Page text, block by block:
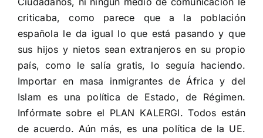
criticaba, como parece que a la población
española le da igual lo que está pasando y que
sus hijos y nietos sean extranjeros en su propio
país, como le salía gratis, lo seguía haciendo.
Importar en masa inmigrantes de África y del
Islam es una política de Estado, de Régimen.
Infórmate sobre el PLAN KALERGI. Todos están
de acuerdo. Aún más, es una política de la UE.